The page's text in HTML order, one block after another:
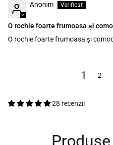
Anonim
O rochie foarte frumoasa și
O rochie foarte frumoasa și
1 2
28 recenzii